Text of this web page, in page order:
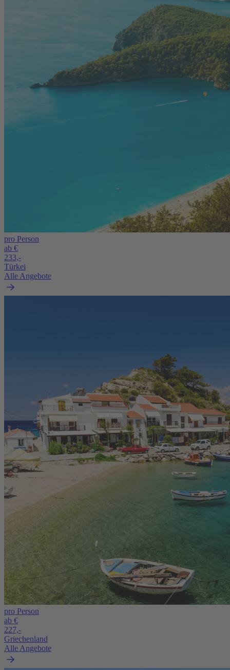
pro Person
ab €
233,-
Türkei
Alle Angebote
pro Person
ab €
227,-
Griechenland
Alle Angebote